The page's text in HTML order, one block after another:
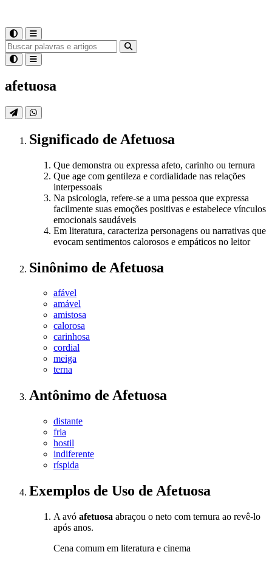
afetuosa
Significado de Afetuosa
Que demonstra ou expressa afeto, carinho ou ternura
Que age com gentileza e cordialidade nas relações
interpessoais
Na psicologia, refere-se a uma pessoa que expressa
facilmente suas emoções positivas e estabelece vínculos
emocionais saudáveis
Em literatura, caracteriza personagens ou narrativas que
evocam sentimentos calorosos e empáticos no leitor
Sinônimo de Afetuosa
afável
amável
amistosa
calorosa
carinhosa
cordial
meiga
terna
Antônimo de Afetuosa
distante
fria
hostil
indiferente
ríspida
Exemplos de Uso de Afetuosa
A avó afetuosa abraçou o neto com ternura ao revê-lo
após anos.
Cena comum em literatura e cinema